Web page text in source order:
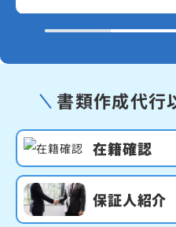
書類作成代行
在籍確認
保証人紹介